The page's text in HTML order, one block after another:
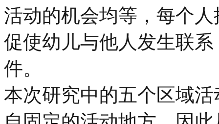
活动的机会均等，每个
促使幼儿与他人发生联
件。
本次研究中的五个区域